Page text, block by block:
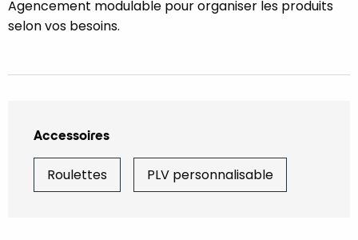
Agencement modulable pour organiser les produits
selon vos besoins.
Accessoires
Roulettes PLV personnalisable